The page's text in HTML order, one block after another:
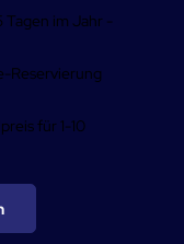
Tagen im Jahr -
Reservierung
für 1-10